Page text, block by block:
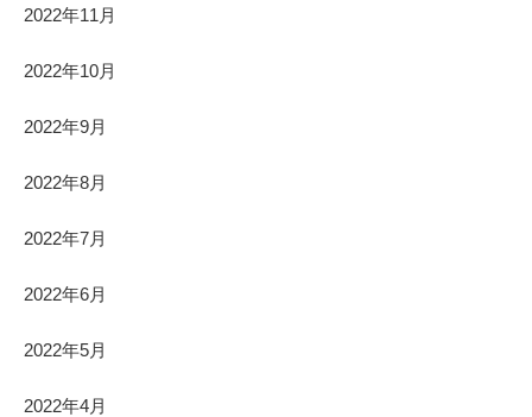
2022年11月
2022年10月
2022年9月
2022年8月
2022年7月
2022年6月
2022年5月
2022年4月